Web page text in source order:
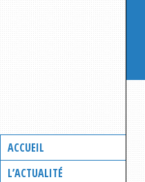
ACCUEIL
L’ACTUALITÉ